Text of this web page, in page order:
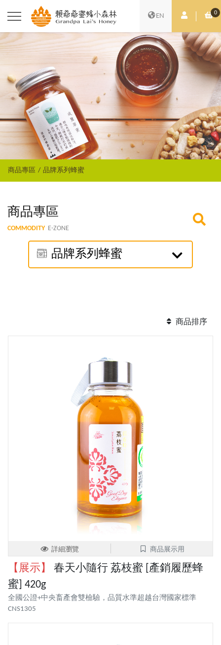
EN 會員中心0
購
商品專區 品牌系列蜂蜜
商品專區
COMMODITY E-ZONE
品牌系列蜂蜜
商品排序
詳細瀏覽 商品展示用
【展示】
春天小隨行 荔枝蜜 [產銷履歷蜂
蜜] 420g
全國公證+中央畜產會雙檢驗，品質水準超越台灣國家標準
CNS1305